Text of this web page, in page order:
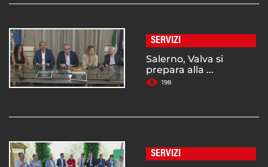
SERVIZI
Salerno, Valva si
prepara alla ...
198
SERVIZI